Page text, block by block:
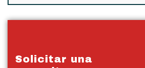
Solicitar una